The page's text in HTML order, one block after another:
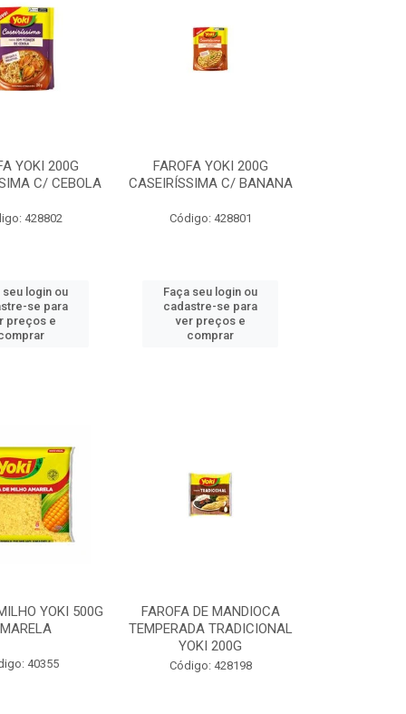
YOKI 200G
C/ CEBOLA
428802
seu login ou
se para
preços e
FAROFA YOKI 200G
CASEIRÍSSIMA C/ BANANA
Código: 428801
Faça seu login ou
cadastre-se para
ver preços e
comprar
YOKI 500G
40355
FAROFA DE MANDIOCA
TEMPERADA TRADICIONAL
YOKI 200G
Código: 428198